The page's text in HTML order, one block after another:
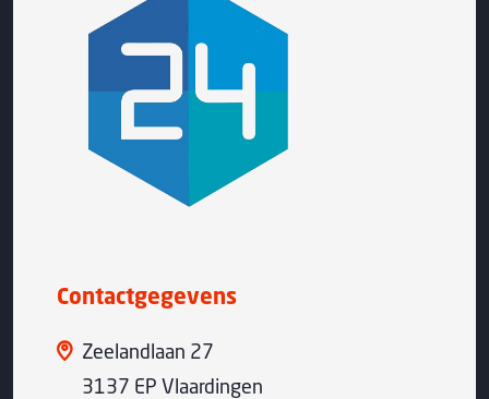
Contactgegevens
Zeelandlaan 27
3137 EP Vlaardingen